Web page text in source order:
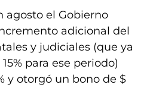
agosto el Gobierno
adicional del
y judiciales (que ya
para ese periodo)
y otorgó un bono de $